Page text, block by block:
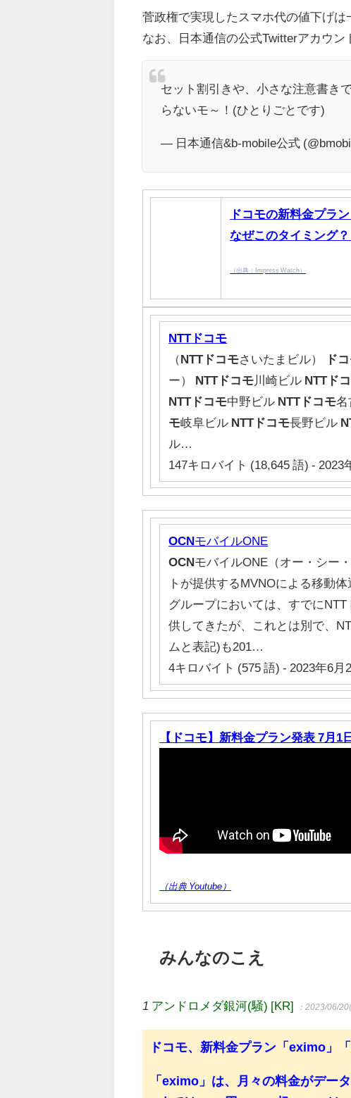
菅政権で実現したスマホ代の値下げは
なお、日本通信の公式Twitterアカウン
セット割引きや、小さな注意書き
らないモ～！(ひとりごとです)
— 日本通信&b-mobile公式
ドコモの新料金プラ
なぜこのタイミング
（出典：Impress Watch）
NTTドコモ
（ NTTドコモさいたまビル） ド
ー）
NTTドコモ川崎ビル NTTド
NTTドコモ中野ビル NTTドコモ名
モ岐阜ビル NTTドコモ長野ビル
ル…
147キロバイト (18,645 語) - 2023
OCN モバイルONE
OCN モバイルONE（オー・シー
トが提供するMVNOによる移動
グループにおいては、すでに
供してきたが、これとは別で、
ムと表記)も201…
4キロバイト (575 語) - 2023年6月
【ドコモ】新料金プラン発表 7月1
（出典 Youtube）
みんなのこえ
1 アンドロメダ銀河(騒) [KR] ：2023/06/
ドコモ、新料金プラン「eximo」
「eximo」は、月々の料金がデー